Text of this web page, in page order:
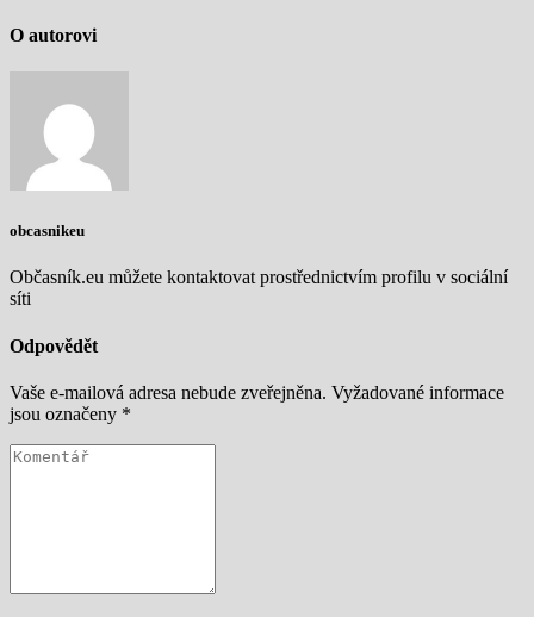
O autorovi
obcasnikeu
Občasník.eu můžete kontaktovat prostřednictvím profilu v sociální
síti
Odpovědět
Vaše e-mailová adresa nebude zveřejněna. Vyžadované informace
jsou označeny *